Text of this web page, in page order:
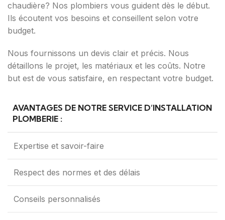
chaudière? Nos plombiers vous guident dès le début.
Ils écoutent vos besoins et conseillent selon votre
budget.
Nous fournissons un devis clair et précis. Nous
détaillons le projet, les matériaux et les coûts. Notre
but est de vous satisfaire, en respectant votre budget.
AVANTAGES DE NOTRE SERVICE D’INSTALLATION
PLOMBERIE :
Expertise et savoir-faire
Respect des normes et des délais
Conseils personnalisés